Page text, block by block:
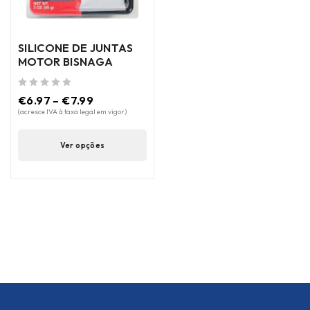
SILICONE DE JUNTAS
MOTOR BISNAGA
€6.97 – €7.99
(acresce IVA à taxa legal em vigor)
Ver opções